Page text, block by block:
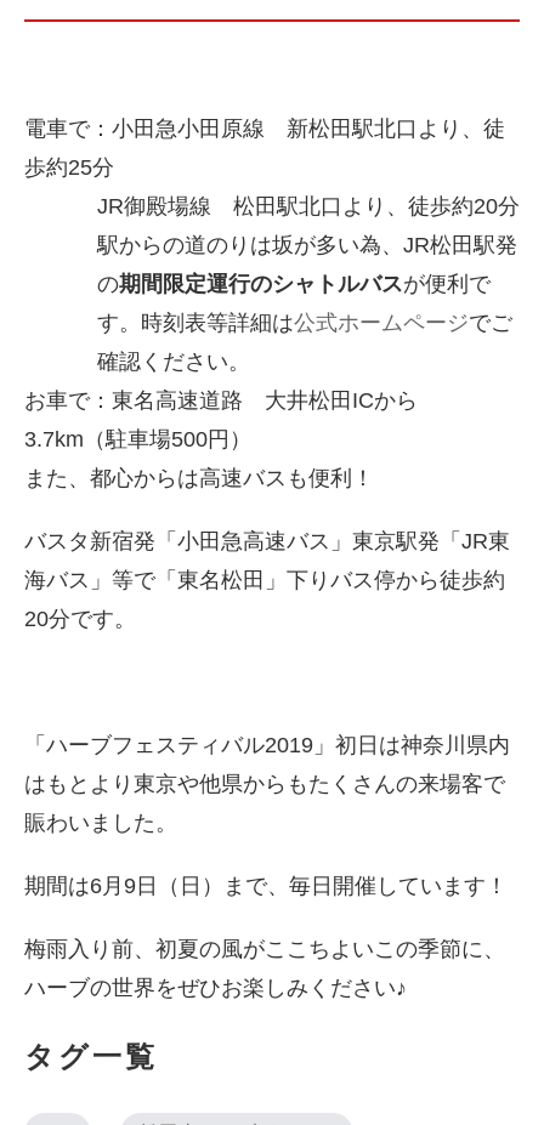
電車で：小田急小田原線 新松田駅北口より、徒
歩約25分
JR御殿場線 松田駅北口より、徒歩約20分
駅からの道のりは坂が多い為、JR松田駅発
の期間限定運行のシャトルバスが便利で
す。時刻表等詳細は公式ホームページでご
確認ください。
お車で：東名高速道路 大井松田ICから
3.7km（駐車場500円）
また、都心からは高速バスも便利！
バスタ新宿発「小田急高速バス」東京駅発「JR東
海バス」等で「東名松田」下りバス停から徒歩約
20分です。
「ハーブフェスティバル2019」初日は神奈川県内
はもとより東京や他県からもたくさんの来場客で
賑わいました。
期間は6月9日（日）まで、毎日開催しています！
梅雨入り前、初夏の風がここちよいこの季節に、
ハーブの世界をぜひお楽しみください♪
タグ一覧